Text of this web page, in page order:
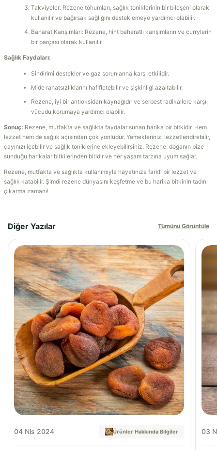
Takviyeler: Rezene tohumları, sağlık toniklerinin bir bileşeni olarak
kullanılır ve bağırsak sağlığını desteklemeye yardımcı olabilir.
Baharat Karışımları: Rezene, hint baharatlı karışımların ve currylerin
bir parçası olarak kullanılır.
Sağlık Faydaları:
Sindirimi destekler ve gaz sorunlarına karşı etkilidir.
Mide rahatsızlıklarını hafifletebilir ve şişkinliği azaltabilir.
Rezene, iyi bir antioksidan kaynağıdır ve serbest radikallere karşı
vücudu korumaya yardımcı olabilir.
Sonuç: Rezene, mutfakta ve sağlıkta faydalar sunan harika bir bitkidir. Hem
lezzet hem de sağlık açısından çok yönlüdür. Yemeklerinizi lezzetlendirebilir,
çayınızı içebilir ve sağlık toniklerine ekleyebilirsiniz. Rezene, doğanın bize
sunduğu harikalar bitkilerinden biridir ve her yaşam tarzına uyum sağlar.
Rezene, mutfakta ve sağlıkta kullanımıyla hayatınıza farklı bir lezzet ve
sağlık katabilir. Şimdi rezene dünyasını keşfetme ve bu harika bitkinin tadını
çıkarma zamanı!
Diğer Yazılar Tümünü Görüntüle
04 Nis 2024 Ürünler Hakkında Bilgiler 03